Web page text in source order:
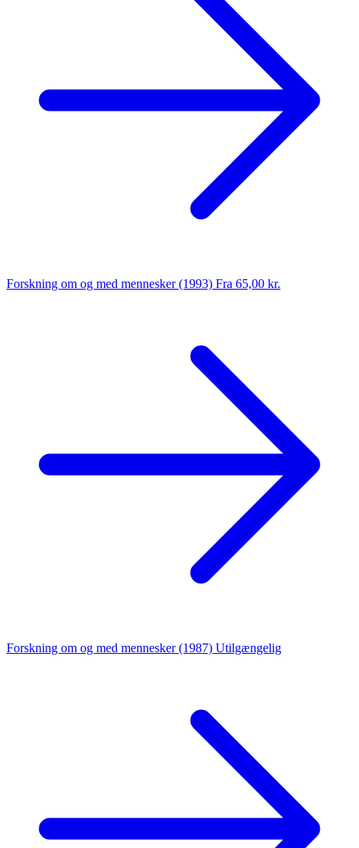
Forskning om og med mennesker (1993) Fra 65,00 kr.
Forskning om og med mennesker (1987) Utilgængelig